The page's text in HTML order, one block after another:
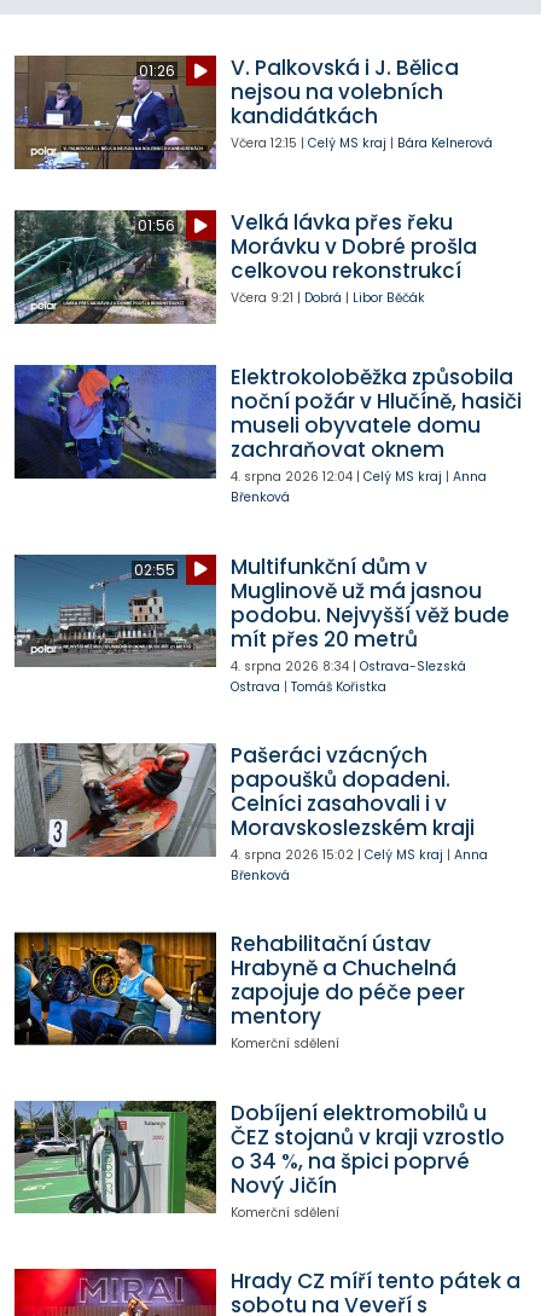
01:26
V. Palkovská i J. Bělica
nejsou na volebních
kandidátkách
Včera 12:15 | Celý MS kraj | Bára Kelnerová
01:56
Velká lávka přes řeku
Morávku v Dobré prošla
celkovou rekonstrukcí
Včera 9:21 | Dobrá | Libor Běčák
Elektrokoloběžka způsobila
noční požár v Hlučíně, hasiči
museli obyvatele domu
zachraňovat oknem
4. srpna 2026 12:04| Celý MS kraj | Anna
Břenková
02:55
Multifunkční dům v
Muglinově už má jasnou
podobu. Nejvyšší věž bude
mít přes 20 metrů
4. srpna 2026 8:34| Ostrava-Slezská
Ostrava | Tomáš Kořistka
Pašeráci vzácných
papoušků dopadeni.
Celníci zasahovali i v
Moravskoslezském kraji
4. srpna 2026 15:02| Celý MS kraj | Anna
Břenková
Rehabilitační ústav
Hrabyně a Chuchelná
zapojuje do péče peer
mentory
Komerční sdělení
Dobíjení elektromobilů u
ČEZ stojanů v kraji vzrostlo
o 34 %, na špici poprvé
Nový Jičín
Komerční sdělení
Hrady CZ míří tento pátek a
sobotu na Veveří s